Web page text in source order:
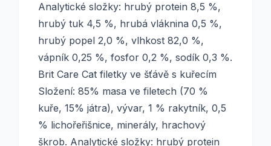
Analytické složky: hrubý protein 8,5 %,
hrubý tuk 4,5 %, hrubá vláknina 0,5 %,
hrubý popel 2,0 %, vlhkost 82,0 %,
vápník 0,25 %, fosfor 0,2 %, sodík 0,3 %.
Brit Care Cat filetky ve šťávě s kuřecím
Složení: 85% masa ve filetech (70 %
kuře, 15% játra), vývar, 1 % rakytník, 0,5
% lichořeřišnice, minerály, hrachový
škrob. Analytické složky: hrubý protein